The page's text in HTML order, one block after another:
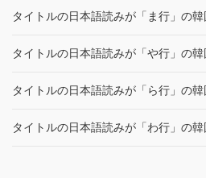
タイトルの日本語読みが「ま行」の
タイトルの日本語読みが「や行」の
タイトルの日本語読みが「ら行」の
タイトルの日本語読みが「わ行」の